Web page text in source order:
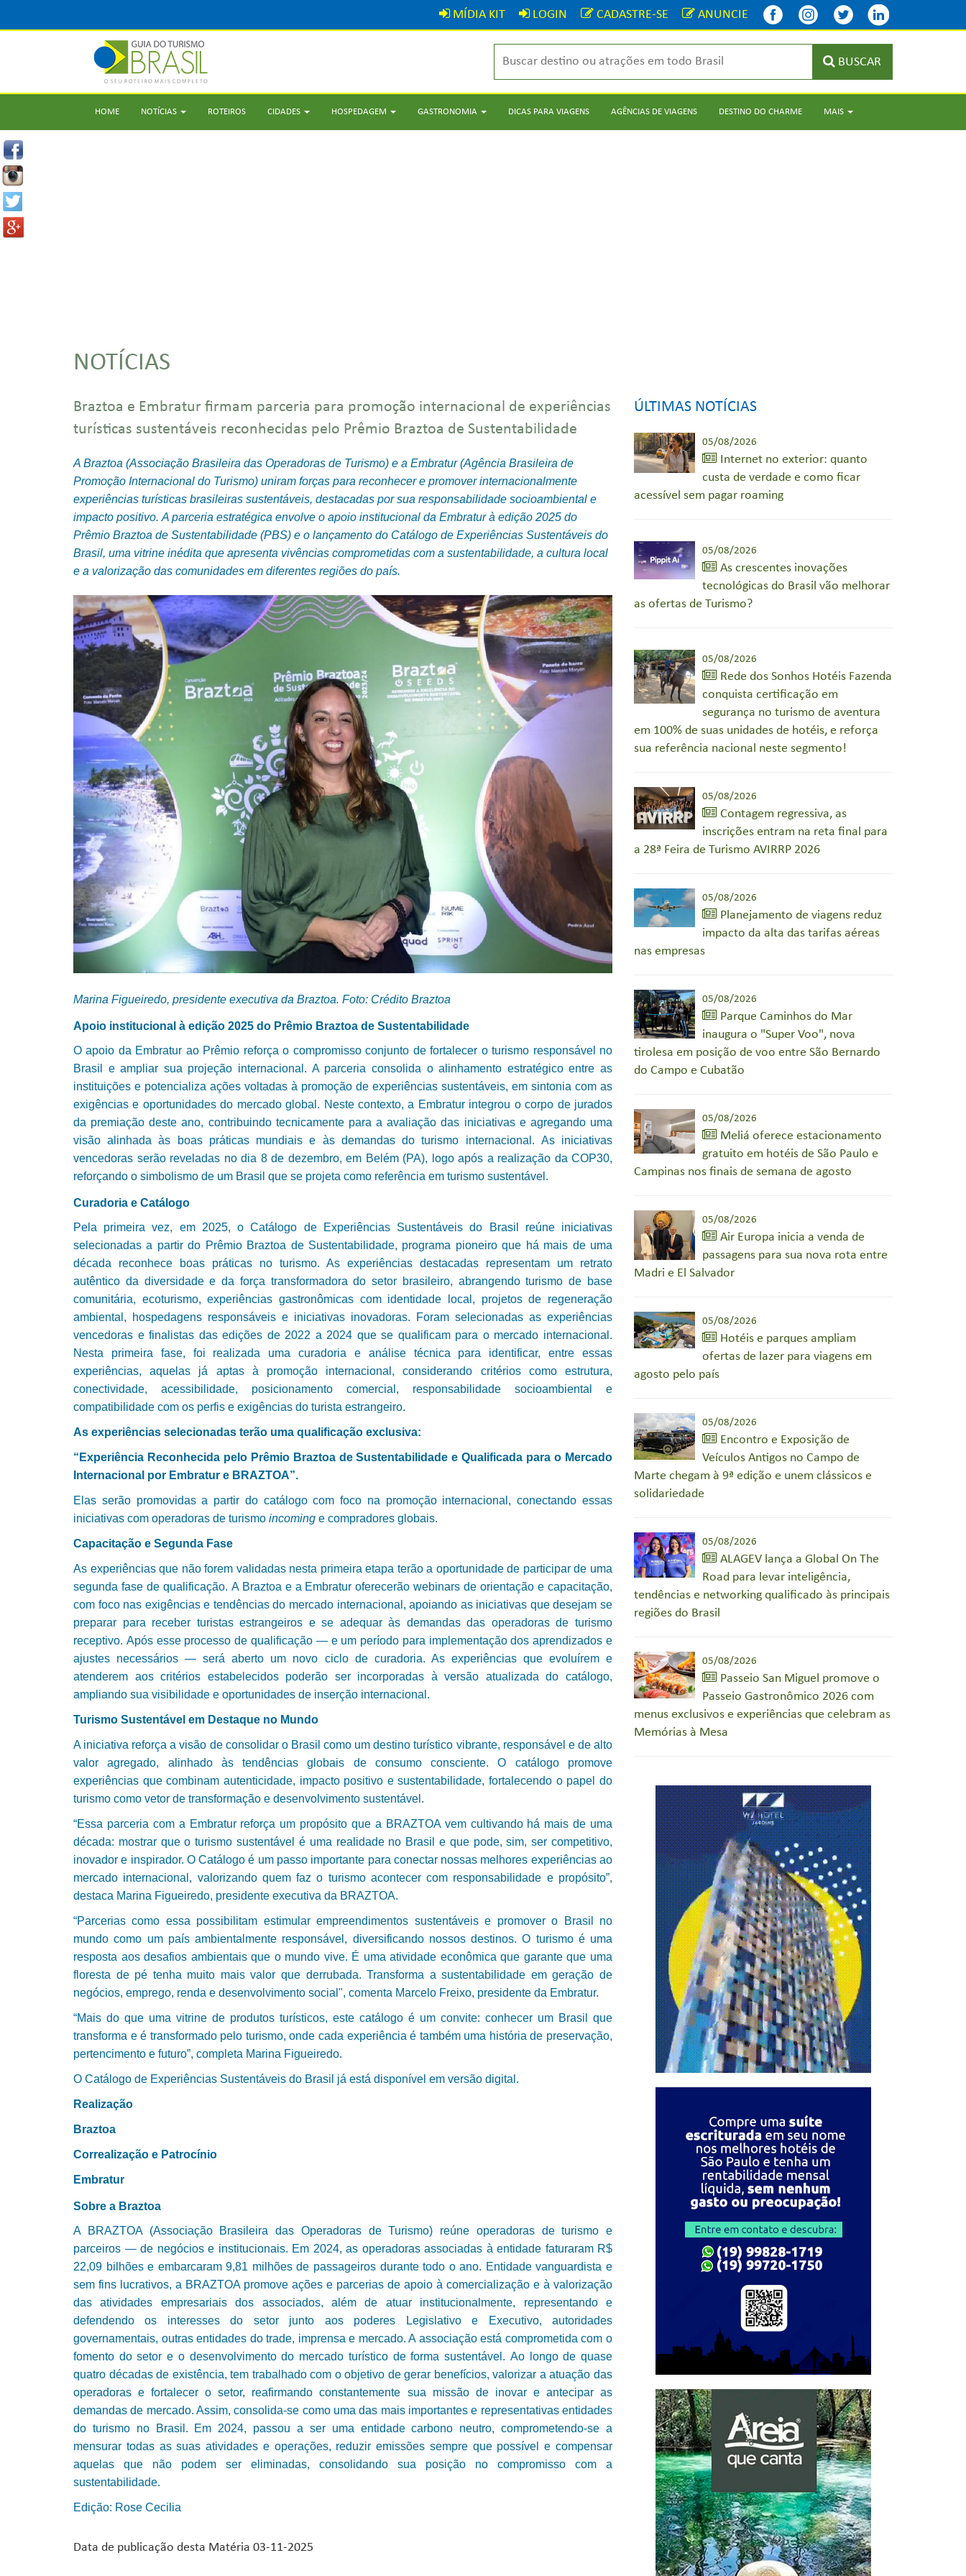
MÍDIA KIT LOGIN CADASTRE-SE ANUNCIE
BUSCAR
HOME NOTÍCIAS ROTEIROS CIDADES HOSPEDAGEM GASTRONOMIA DICAS PARA VIAGENS AGÊNCIAS DE VIAGENS DESTINO DO CHARME MAIS
NOTÍCIAS
Braztoa e Embratur firmam parceria para promoção internacional de experiências
turísticas sustentáveis reconhecidas pelo Prêmio Braztoa de Sustentabilidade
A Braztoa (Associação Brasileira das Operadoras de Turismo) e a Embratur (Agência Brasileira de
Promoção Internacional do Turismo) uniram forças para reconhecer e promover internacionalmente
experiências turísticas brasileiras sustentáveis, destacadas por sua responsabilidade socioambiental e
impacto positivo. A parceria estratégica envolve o apoio institucional da Embratur à edição 2025 do
Prêmio Braztoa de Sustentabilidade (PBS) e o lançamento do Catálogo de Experiências Sustentáveis do
Brasil, uma vitrine inédita que apresenta vivências comprometidas com a sustentabilidade, a cultura local
e a valorização das comunidades em diferentes regiões do país.
Marina Figueiredo, presidente executiva da Braztoa. Foto: Crédito Braztoa
Apoio institucional à edição 2025 do Prêmio Braztoa de Sustentabilidade
O apoio da Embratur ao Prêmio reforça o compromisso conjunto de fortalecer o turismo responsável no
Brasil e ampliar sua projeção internacional. A parceria consolida o alinhamento estratégico entre as
instituições e potencializa ações voltadas à promoção de experiências sustentáveis, em sintonia com as
exigências e oportunidades do mercado global. Neste contexto, a Embratur integrou o corpo de jurados
da premiação deste ano, contribuindo tecnicamente para a avaliação das iniciativas e agregando uma
visão alinhada às boas práticas mundiais e às demandas do turismo internacional. As iniciativas
vencedoras serão reveladas no dia 8 de dezembro, em Belém (PA), logo após a realização da COP30,
reforçando o simbolismo de um Brasil que se projeta como referência em turismo sustentável.
Curadoria e Catálogo
Pela primeira vez, em 2025, o Catálogo de Experiências Sustentáveis do Brasil reúne iniciativas
selecionadas a partir do Prêmio Braztoa de Sustentabilidade, programa pioneiro que há mais de uma
década reconhece boas práticas no turismo. As experiências destacadas representam um retrato
autêntico da diversidade e da força transformadora do setor brasileiro, abrangendo turismo de base
comunitária, ecoturismo, experiências gastronômicas com identidade local, projetos de regeneração
ambiental, hospedagens responsáveis e iniciativas inovadoras. Foram selecionadas as experiências
vencedoras e finalistas das edições de 2022 a 2024 que se qualificam para o mercado internacional.
Nesta primeira fase, foi realizada uma curadoria e análise técnica para identificar, entre essas
experiências, aquelas já aptas à promoção internacional, considerando critérios como estrutura,
conectividade, acessibilidade, posicionamento comercial, responsabilidade socioambiental e
compatibilidade com os perfis e exigências do turista estrangeiro.
As experiências selecionadas terão uma qualificação exclusiva:
“Experiência Reconhecida pelo Prêmio Braztoa de Sustentabilidade e Qualificada para o Mercado
Internacional por Embratur e BRAZTOA”.
Elas serão promovidas a partir do catálogo com foco na promoção internacional, conectando essas
iniciativas com operadoras de turismo incoming e compradores globais.
Capacitação e Segunda Fase
As experiências que não forem validadas nesta primeira etapa terão a oportunidade de participar de uma
segunda fase de qualificação. A Braztoa e a Embratur oferecerão webinars de orientação e capacitação,
com foco nas exigências e tendências do mercado internacional, apoiando as iniciativas que desejam se
preparar para receber turistas estrangeiros e se adequar às demandas das operadoras de turismo
receptivo. Após esse processo de qualificação — e um período para implementação dos aprendizados e
ajustes necessários — será aberto um novo ciclo de curadoria. As experiências que evoluírem e
atenderem aos critérios estabelecidos poderão ser incorporadas à versão atualizada do catálogo,
ampliando sua visibilidade e oportunidades de inserção internacional.
Turismo Sustentável em Destaque no Mundo
A iniciativa reforça a visão de consolidar o Brasil como um destino turístico vibrante, responsável e de alto
valor agregado, alinhado às tendências globais de consumo consciente. O catálogo promove
experiências que combinam autenticidade, impacto positivo e sustentabilidade, fortalecendo o papel do
turismo como vetor de transformação e desenvolvimento sustentável.
“Essa parceria com a Embratur reforça um propósito que a BRAZTOA vem cultivando há mais de uma
década: mostrar que o turismo sustentável é uma realidade no Brasil e que pode, sim, ser competitivo,
inovador e inspirador. O Catálogo é um passo importante para conectar nossas melhores experiências ao
mercado internacional, valorizando quem faz o turismo acontecer com responsabilidade e propósito”,
destaca Marina Figueiredo, presidente executiva da BRAZTOA.
“Parcerias como essa possibilitam estimular empreendimentos sustentáveis e promover o Brasil no
mundo como um país ambientalmente responsável, diversificando nossos destinos. O turismo é uma
resposta aos desafios ambientais que o mundo vive. É uma atividade econômica que garante que uma
floresta de pé tenha muito mais valor que derrubada. Transforma a sustentabilidade em geração de
negócios, emprego, renda e desenvolvimento social", comenta Marcelo Freixo, presidente da Embratur.
“Mais do que uma vitrine de produtos turísticos, este catálogo é um convite: conhecer um Brasil que
transforma e é transformado pelo turismo, onde cada experiência é também uma história de preservação,
pertencimento e futuro”, completa Marina Figueiredo.
O Catálogo de Experiências Sustentáveis do Brasil já está disponível em versão digital.
Realização
Braztoa
Correalização e Patrocínio
Embratur
Sobre a Braztoa
A BRAZTOA (Associação Brasileira das Operadoras de Turismo) reúne operadoras de turismo e
parceiros — de negócios e institucionais. Em 2024, as operadoras associadas à entidade faturaram R$
22,09 bilhões e embarcaram 9,81 milhões de passageiros durante todo o ano. Entidade vanguardista e
sem fins lucrativos, a BRAZTOA promove ações e parcerias de apoio à comercialização e à valorização
das atividades empresariais dos associados, além de atuar institucionalmente, representando e
defendendo os interesses do setor junto aos poderes Legislativo e Executivo, autoridades
governamentais, outras entidades do trade, imprensa e mercado. A associação está comprometida com o
fomento do setor e o desenvolvimento do mercado turístico de forma sustentável. Ao longo de quase
quatro décadas de existência, tem trabalhado com o objetivo de gerar benefícios, valorizar a atuação das
operadoras e fortalecer o setor, reafirmando constantemente sua missão de inovar e antecipar as
demandas de mercado. Assim, consolida-se como uma das mais importantes e representativas entidades
do turismo no Brasil. Em 2024, passou a ser uma entidade carbono neutro, comprometendo-se a
mensurar todas as suas atividades e operações, reduzir emissões sempre que possível e compensar
aquelas que não podem ser eliminadas, consolidando sua posição no compromisso com a
sustentabilidade.
Edição: Rose Cecilia
Data de publicação desta Matéria 03-11-2025
ÚLTIMAS NOTÍCIAS
05/08/2026
Internet no exterior: quanto
custa de verdade e como ficar
acessível sem pagar roaming
05/08/2026
As crescentes inovações
tecnológicas do Brasil vão melhorar
as ofertas de Turismo?
05/08/2026
Rede dos Sonhos Hotéis Fazenda
conquista certificação em
segurança no turismo de aventura
em 100% de suas unidades de hotéis, e reforça
sua referência nacional neste segmento!
05/08/2026
Contagem regressiva, as
inscrições entram na reta final para
a 28ª Feira de Turismo AVIRRP 2026
05/08/2026
Planejamento de viagens reduz
impacto da alta das tarifas aéreas
nas empresas
05/08/2026
Parque Caminhos do Mar
inaugura o "Super Voo", nova
tirolesa em posição de voo entre São Bernardo
do Campo e Cubatão
05/08/2026
Meliá oferece estacionamento
gratuito em hotéis de São Paulo e
Campinas nos finais de semana de agosto
05/08/2026
Air Europa inicia a venda de
passagens para sua nova rota entre
Madri e El Salvador
05/08/2026
Hotéis e parques ampliam
ofertas de lazer para viagens em
agosto pelo país
05/08/2026
Encontro e Exposição de
Veículos Antigos no Campo de
Marte chegam à 9ª edição e unem clássicos e
solidariedade
05/08/2026
ALAGEV lança a Global On The
Road para levar inteligência,
tendências e networking qualificado às principais
regiões do Brasil
05/08/2026
Passeio San Miguel promove o
Passeio Gastronômico 2026 com
menus exclusivos e experiências que celebram as
Memórias à Mesa